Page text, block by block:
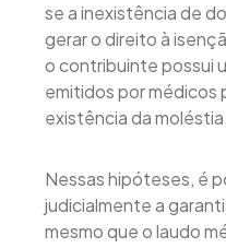
se a inexistência de
gerar o direito à
o contribuinte possui
emitidos por médicos
existência da moléstia.
Nessas hipóteses, é
judicialmente a
mesmo que o laudo